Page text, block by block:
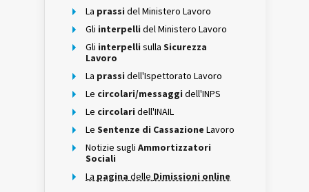
La prassi del Ministero Lavoro
Gli interpelli del Ministero Lavoro
Gli interpelli sulla Sicurezza
Lavoro
La prassi dell'Ispettorato Lavoro
Le circolari/messaggi dell'INPS
Le circolari dell'INAIL
Le Sentenze di Cassazione Lavoro
Notizie sugli Ammortizzatori
Sociali
La pagina delle Dimissioni online